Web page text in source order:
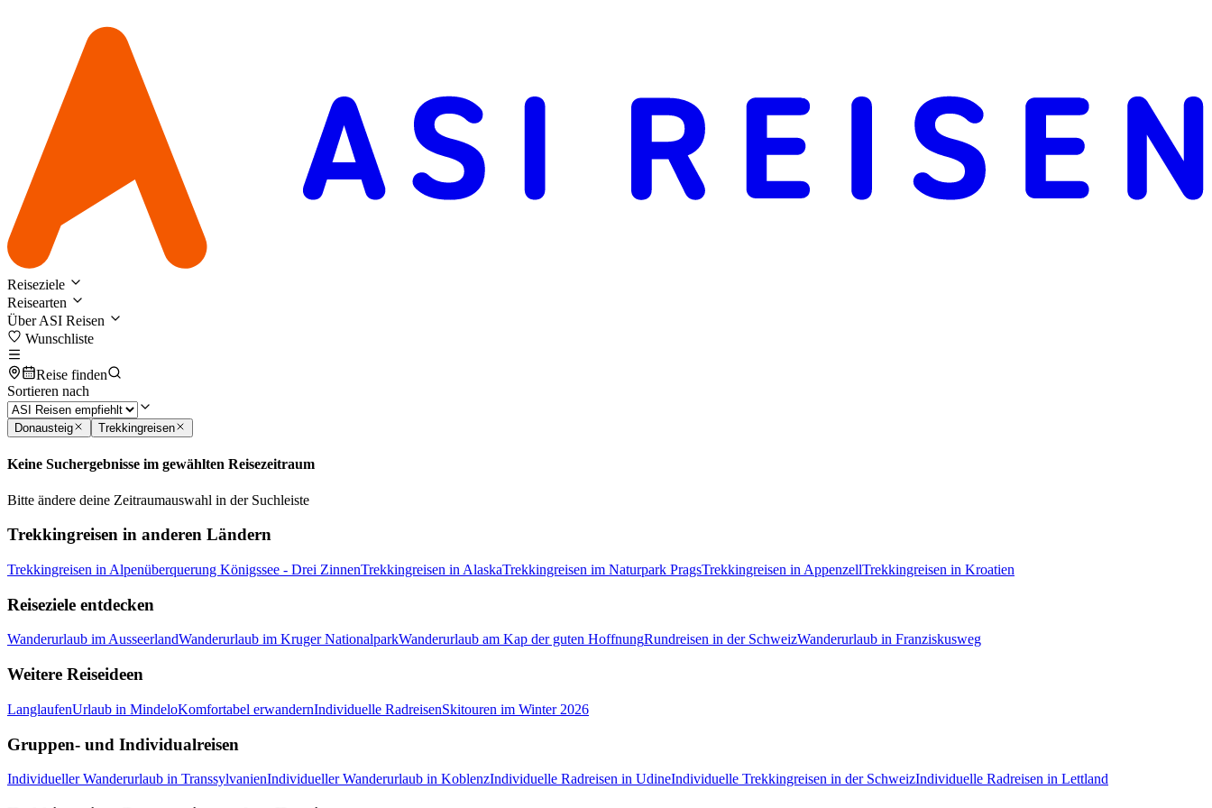
Reiseziele
Reisearten
Über ASI Reisen
Wunschliste
Reise finden
Sortieren nach
Donausteig Trekkingreisen
Keine Suchergebnisse im gewählten Reisezeitraum
Bitte ändere deine Zeitraumauswahl in der Suchleiste
Trekkingreisen in anderen Ländern
Trekkingreisen in Alpenüberquerung Königssee - Drei ZinnenTrekkingreisen in AlaskaTrekkingreisen im Naturpark PragsTrekkingreisen in AppenzellTrekkingreisen in Kroatien
Reiseziele entdecken
Wanderurlaub im AusseerlandWanderurlaub im Kruger NationalparkWanderurlaub am Kap der guten HoffnungRundreisen in der SchweizWanderurlaub in Franziskusweg
Weitere Reiseideen
LanglaufenUrlaub in MindeloKomfortabel erwandernIndividuelle RadreisenSkitouren im Winter 2026
Gruppen- und Individualreisen
Individueller Wanderurlaub in TranssylvanienIndividueller Wanderurlaub in KoblenzIndividuelle Radreisen in UdineIndividuelle Trekkingreisen in der SchweizIndividuelle Radreisen in Lettland